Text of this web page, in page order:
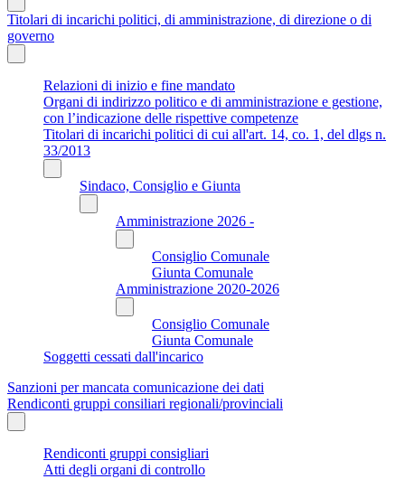
Titolari di incarichi politici, di amministrazione, di direzione o di
governo
Relazioni di inizio e fine mandato
Organi di indirizzo politico e di amministrazione e gestione,
con l’indicazione delle rispettive competenze
Titolari di incarichi politici di cui all'art. 14, co. 1, del dlgs n.
33/2013
Sindaco, Consiglio e Giunta
Amministrazione 2026 -
Consiglio Comunale
Giunta Comunale
Amministrazione 2020-2026
Consiglio Comunale
Giunta Comunale
Soggetti cessati dall'incarico
Sanzioni per mancata comunicazione dei dati
Rendiconti gruppi consiliari regionali/provinciali
Rendiconti gruppi consigliari
Atti degli organi di controllo